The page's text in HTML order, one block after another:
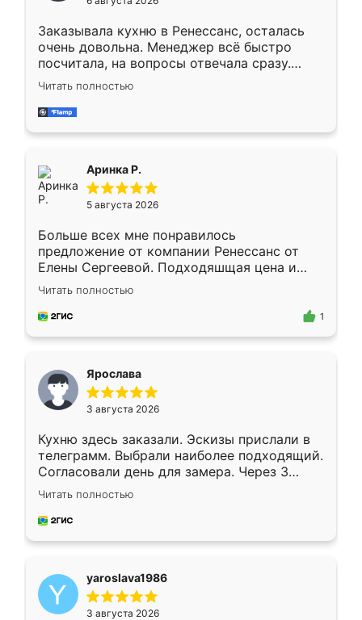
мебели буду заказывать только здесь.
Заказывала кухню в Ренессанс, осталась
очень довольна. Менеджер всё быстро
посчитала, на вопросы отвечала сразу.
Замерщик приехал в субботу, подошёл к
делу со всей ответственностью. Собрали
за день, ребята работали аккуратно, даже
Читать полностью
Аринка Р.
5 августа 2026
Больше всех мне понравилось
предложение от компании Ренессанс от
Елены Сергеевой. Подходяшщая цена и
короткие сроки изготовления. Приехавший
для замера сотрудник Владислав
предложил по моему эскизу самый
Читать полностью
1
Ярослава
3 августа 2026
Кухню здесь заказали. Эскизы прислали в
телеграмм. Выбрали наиболее подходящий.
Согласовали день для замера. Через 3
недели кухня была уже готова. Остались
довольны работой. Спасибо Ренессанс
мебель за качественную работу!
Читать полностью
yaroslava1986
3 августа 2026